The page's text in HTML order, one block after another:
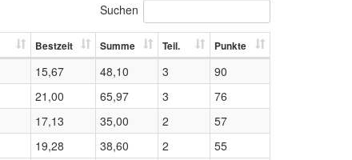
Suchen
Bestzeit Summe Teil. Punkte
15,67 48,10 3
90
21,00 65,97 3
76
17,13 35,00 2
57
19,28 38,60 2
55